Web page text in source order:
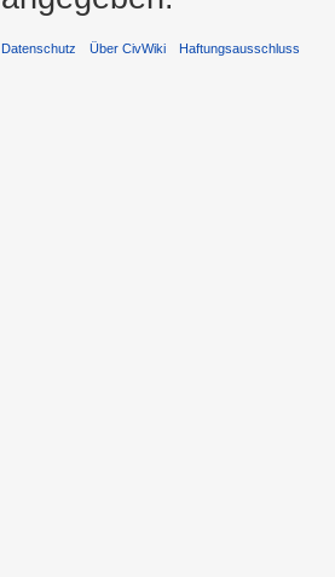
Datenschutz Über CivWiki Haftungsausschluss